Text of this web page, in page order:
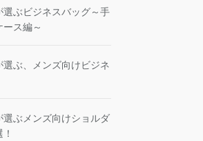
ぶビジネスバッグ～手
ス編～
ぶ、メンズ向けビジネ
ぶメンズ向けショルダ